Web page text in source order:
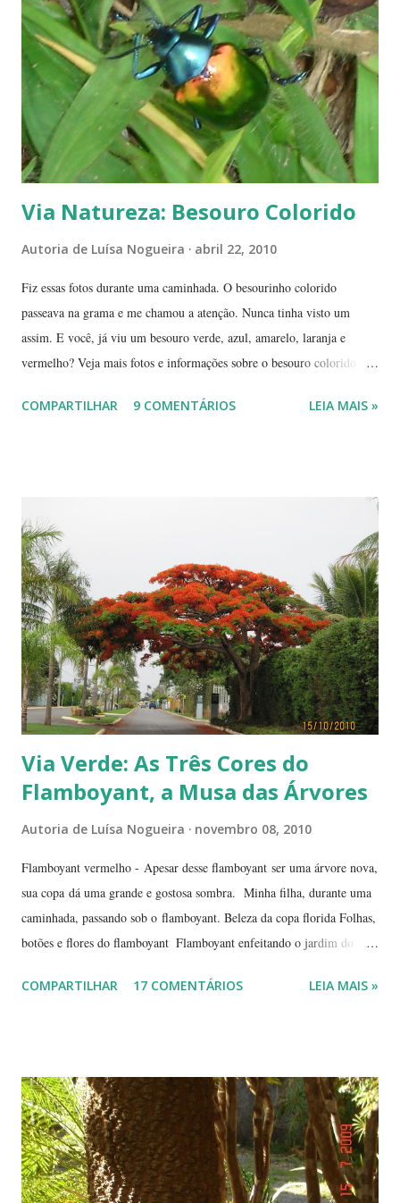
índices inferiores a 15%. Por isto tantas queimadas acontecem entre
maio e setembro, período de estiagem. Um toco de cigarro ou algumas
brasas que ficaram de um pique-nique pode ser o começo de um
fogaréu. Há também os casos em que o fogo...
Via Natureza: Besouro Colorido
Autoria de Luísa Nogueira abril 22, 2010
Fiz essas fotos durante uma caminhada. O besourinho colorido
passeava na grama e me chamou a atenção. Nunca tinha visto um
assim. E você, já viu um besouro verde, azul, amarelo, laranja e
vermelho? Veja mais fotos e informações sobre o besouro colorido e a
Terra, aquele abraço! ------------ Dia da Terra - Veja aqui . -----------
COMPARTILHAR 9 COMENTÁRIOS LEIA MAIS »
Via Verde: As Três Cores do
Flamboyant, a Musa das Árvores
Autoria de Luísa Nogueira novembro 08, 2010
Flamboyant vermelho - Apesar desse flamboyant ser uma árvore nova,
sua copa dá uma grande e gostosa sombra. Minha filha, durante uma
caminhada, passando sob o flamboyant. Beleza da copa florida Folhas,
botões e flores do flamboyant Flamboyant enfeitando o jardim do
fachada do TJ. Flores e galhos retorcidos do flamboyant. Flores do
árvores dando as boas vindas na entrada de uma lanchonete, na
rodovia que liga Goiânia a Brasília ( Lanchonete Jerivá ).
Flamboyants do Jerivá Flamboyant amarelo - Este está em Brasília,
logo depois da Ponte das Garças - conhecida como 'a ponte do
(Conjunto Comercial) Gilberto Salomão', no sentid...
COMPARTILHAR 17 COMENTÁRIOS LEIA MAIS »